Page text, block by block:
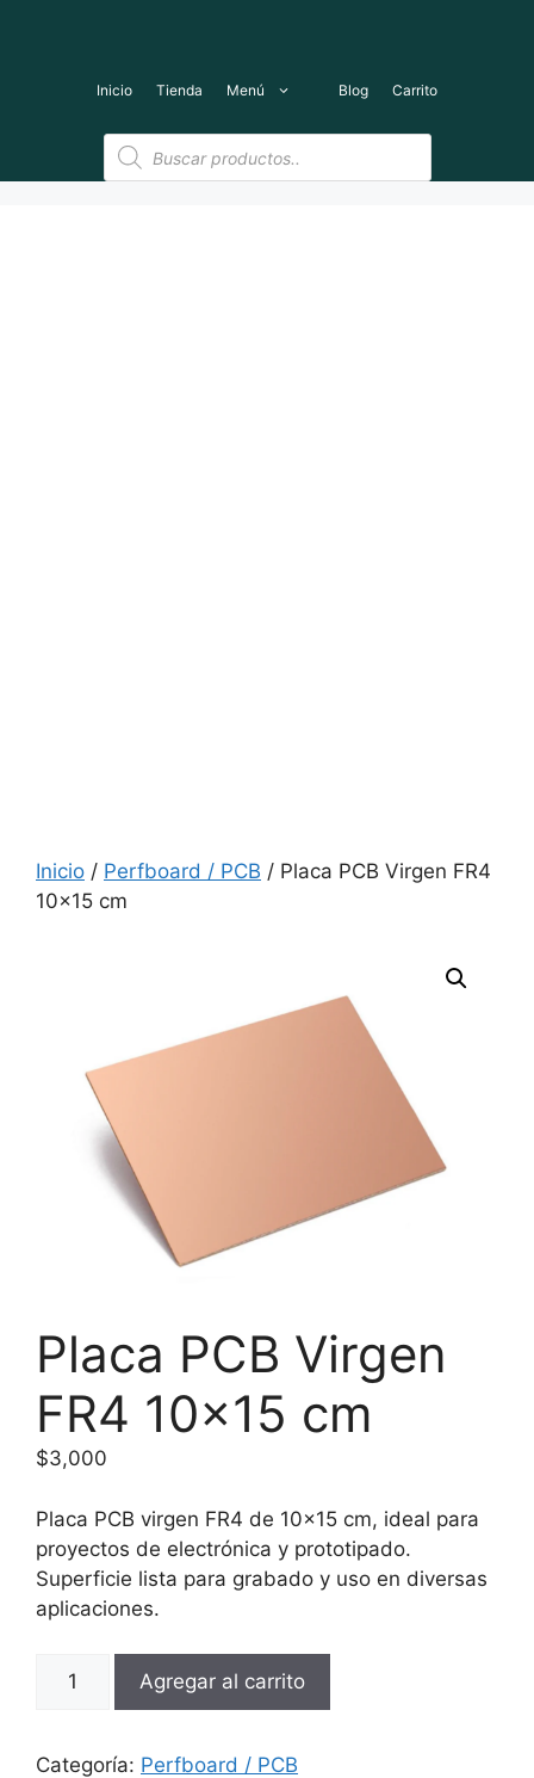
Inicio Tienda Menú Blog Carrito
Búsqueda
de
productos
Inicio / Perfboard / PCB / Placa PCB Virgen FR4
10×15 cm
Placa PCB Virgen
FR4 10×15 cm
$3,000
Placa PCB virgen FR4 de 10×15 cm, ideal para
proyectos de electrónica y prototipado.
Superficie lista para grabado y uso en diversas
aplicaciones.
Placa
FR4
Agregar al carrito
Categoría: Perfboard / PCB